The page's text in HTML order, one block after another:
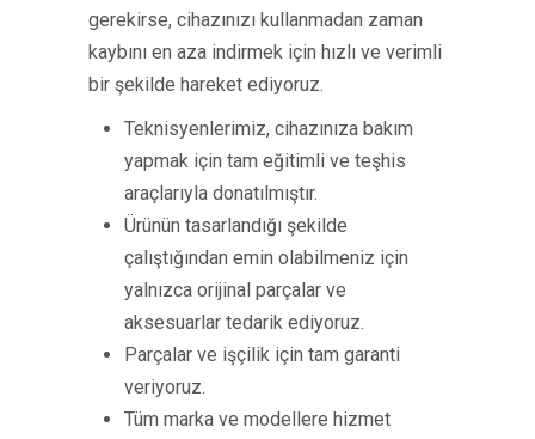
gerekirse, cihazınızı kullanmadan zaman
kaybını en aza indirmek için hızlı ve verimli
bir şekilde hareket ediyoruz.
Teknisyenlerimiz, cihazınıza bakım
yapmak için tam eğitimli ve teşhis
araçlarıyla donatılmıştır.
Ürünün tasarlandığı şekilde
çalıştığından emin olabilmeniz için
yalnızca orijinal parçalar ve
aksesuarlar tedarik ediyoruz.
Parçalar ve işçilik için tam garanti
veriyoruz.
Tüm marka ve modellere hizmet